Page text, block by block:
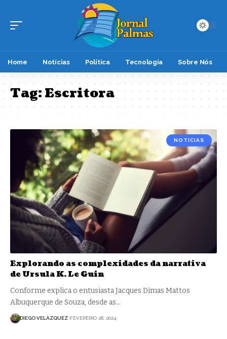
Home Notícias Política Tecnologia Sobre Nós
Tag:Escritora
NOTÍCIAS
Explorando as complexidades da narrativa
de Ursula K. Le Guin
Conforme explica o entusiasta Jacques Dimas Mattos
Albuquerque de Souza, desde as…
DIEGO VELÁZQUEZ FEVEREIRO 28, 2024